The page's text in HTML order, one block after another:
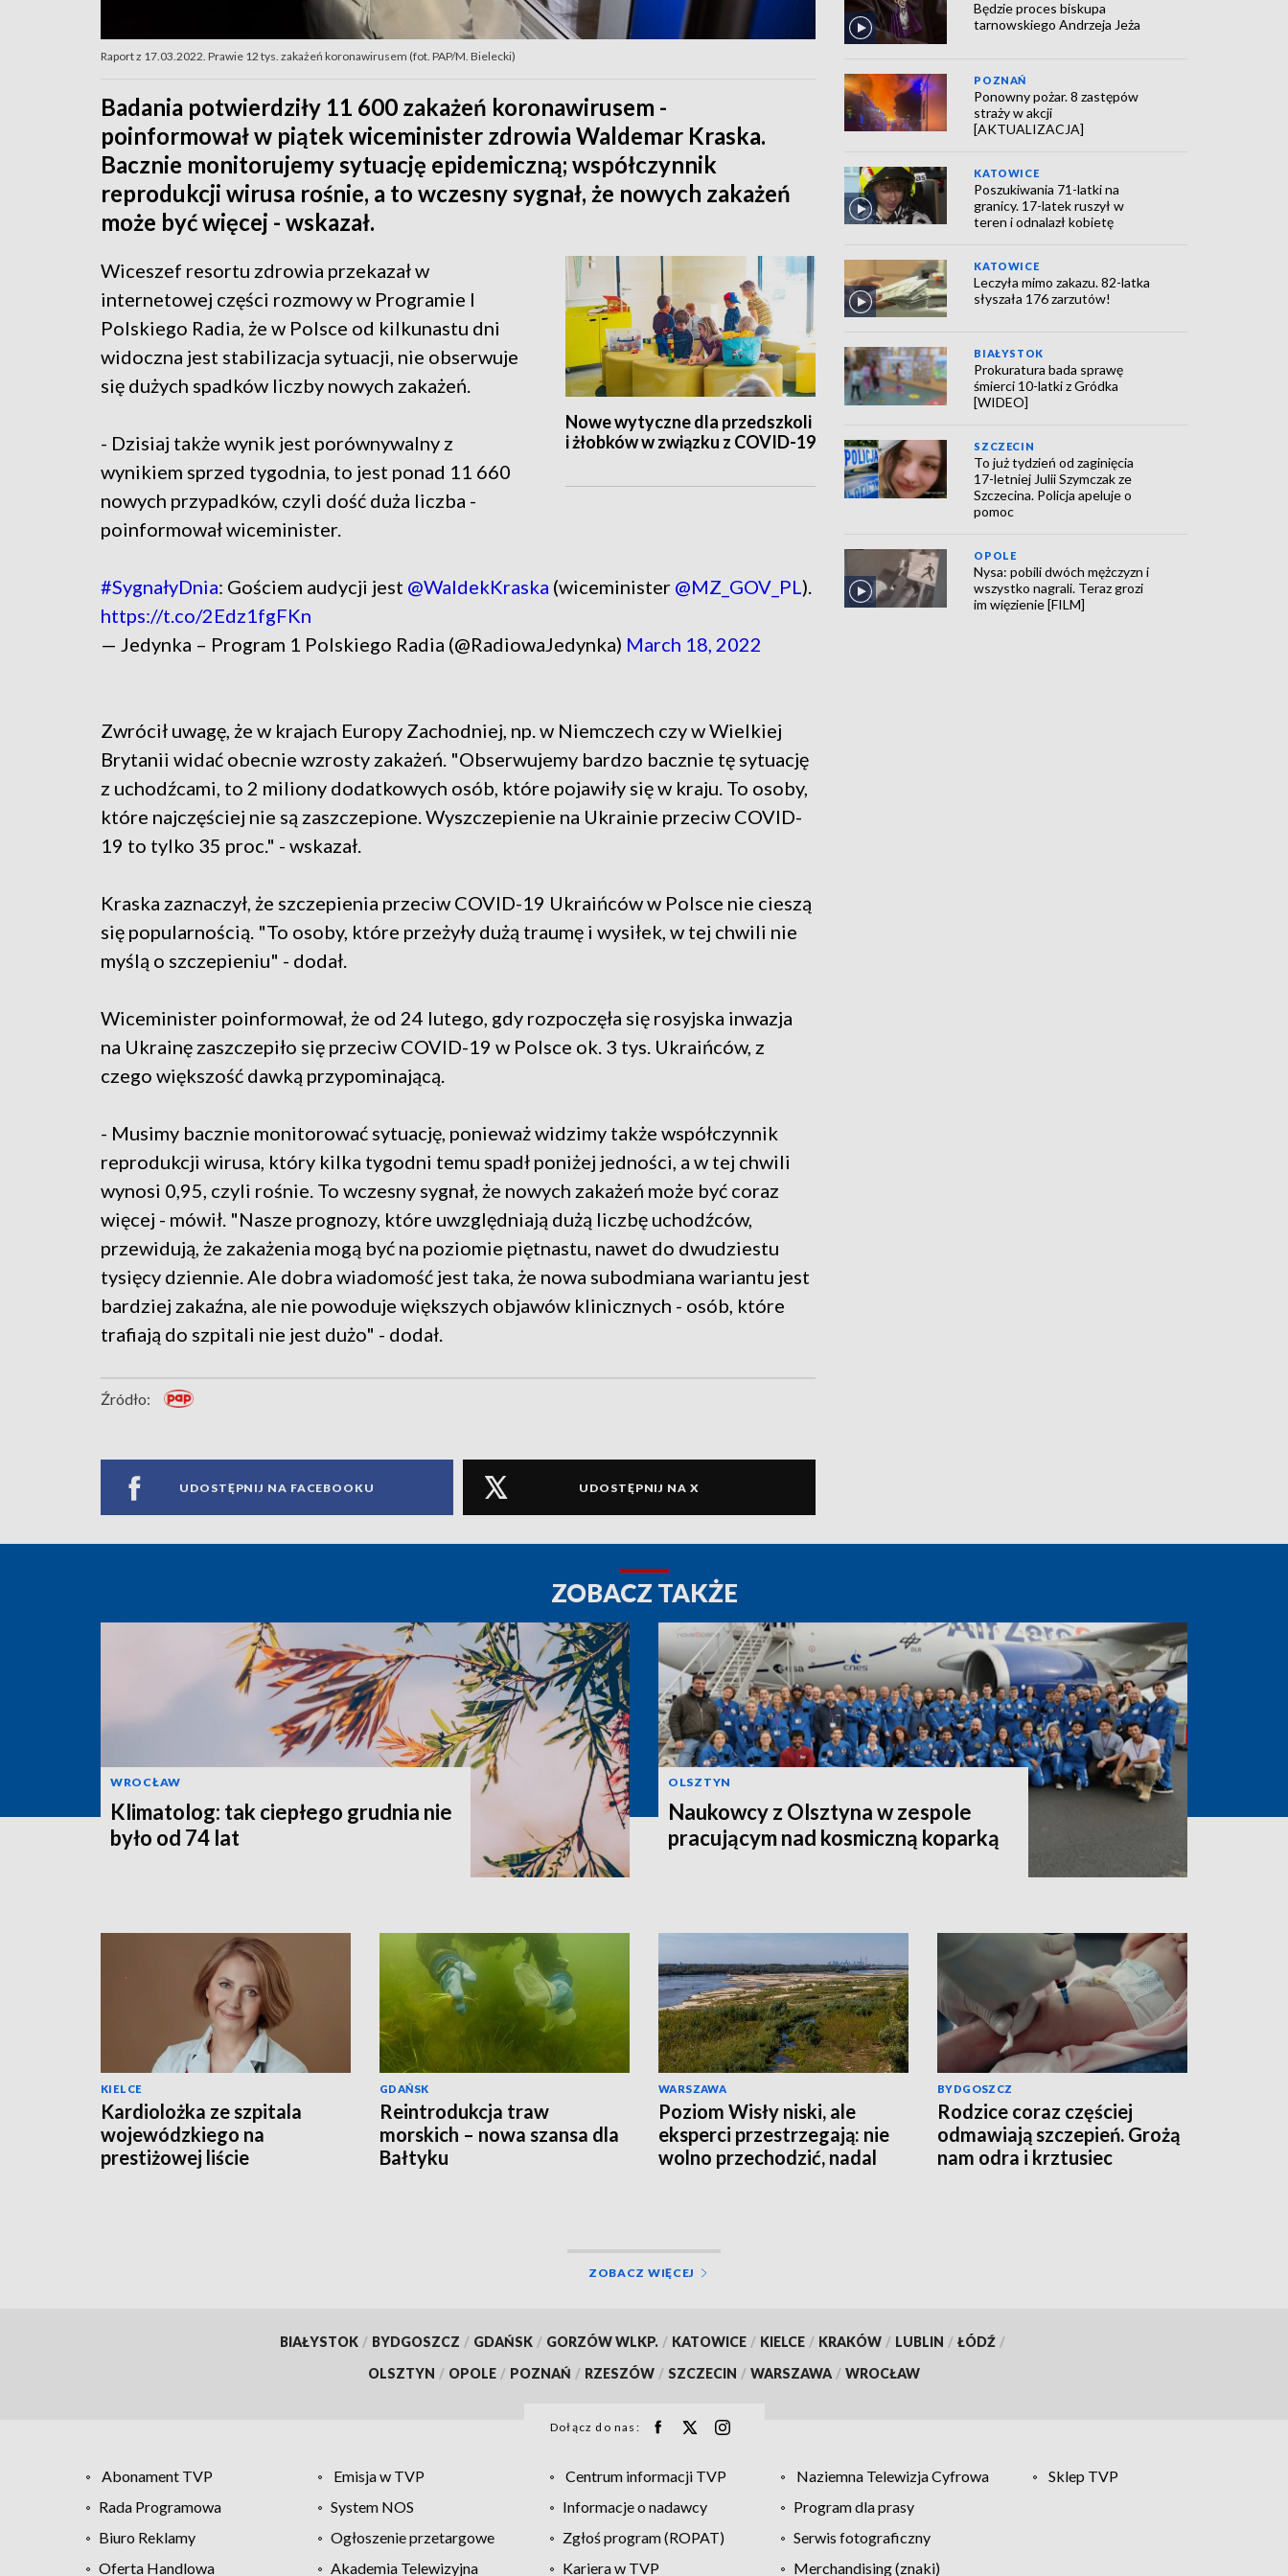
Raport z 17.03.2022. Prawie 12 tys. zakażeń koronawirusem (fot. PAP/M. Bielecki)
Badania potwierdziły 11 600 zakażeń koronawirusem -
poinformował w piątek wiceminister zdrowia Waldemar Kraska.
Bacznie monitorujemy sytuację epidemiczną; współczynnik
reprodukcji wirusa rośnie, a to wczesny sygnał, że nowych zakażeń
może być więcej - wskazał.
Nowe wytyczne dla przedszkoli
i żłobków w związku z COVID-19
Wiceszef resortu zdrowia przekazał w
internetowej części rozmowy w Programie I
Polskiego Radia, że w Polsce od kilkunastu dni
widoczna jest stabilizacja sytuacji, nie obserwuje
się dużych spadków liczby nowych zakażeń.
- Dzisiaj także wynik jest porównywalny z
wynikiem sprzed tygodnia, to jest ponad 11 660
nowych przypadków, czyli dość duża liczba -
poinformował wiceminister.
#SygnałyDnia: Gościem audycji jest @WaldekKraska (wiceminister @MZ_GOV_PL).
https://t.co/2Edz1fgFKn
— Jedynka – Program 1 Polskiego Radia (@RadiowaJedynka) March 18, 2022
Zwrócił uwagę, że w krajach Europy Zachodniej, np. w Niemczech czy w Wielkiej
Brytanii widać obecnie wzrosty zakażeń. "Obserwujemy bardzo bacznie tę sytuację
z uchodźcami, to 2 miliony dodatkowych osób, które pojawiły się w kraju. To osoby,
które najczęściej nie są zaszczepione. Wyszczepienie na Ukrainie przeciw COVID-
19 to tylko 35 proc." - wskazał.
Kraska zaznaczył, że szczepienia przeciw COVID-19 Ukraińców w Polsce nie cieszą
się popularnością. "To osoby, które przeżyły dużą traumę i wysiłek, w tej chwili nie
myślą o szczepieniu" - dodał.
Wiceminister poinformował, że od 24 lutego, gdy rozpoczęła się rosyjska inwazja
na Ukrainę zaszczepiło się przeciw COVID-19 w Polsce ok. 3 tys. Ukraińców, z
czego większość dawką przypominającą.
- Musimy bacznie monitorować sytuację, ponieważ widzimy także współczynnik
reprodukcji wirusa, który kilka tygodni temu spadł poniżej jedności, a w tej chwili
wynosi 0,95, czyli rośnie. To wczesny sygnał, że nowych zakażeń może być coraz
więcej - mówił. "Nasze prognozy, które uwzględniają dużą liczbę uchodźców,
przewidują, że zakażenia mogą być na poziomie piętnastu, nawet do dwudziestu
tysięcy dziennie. Ale dobra wiadomość jest taka, że nowa subodmiana wariantu jest
bardziej zakaźna, ale nie powoduje większych objawów klinicznych - osób, które
trafiają do szpitali nie jest dużo" - dodał.
Źródło:
UDOSTĘPNIJ NA FACEBOOKU UDOSTĘPNIJ NA X
Będzie proces biskupa
tarnowskiego Andrzeja Jeża
POZNAŃ
Ponowny pożar. 8 zastępów
straży w akcji
[AKTUALIZACJA]
KATOWICE
Poszukiwania 71-latki na
granicy. 17-latek ruszył w
teren i odnalazł kobietę
KATOWICE
Leczyła mimo zakazu. 82-latka
słyszała 176 zarzutów!
BIAŁYSTOK
Prokuratura bada sprawę
śmierci 10-latki z Gródka
[WIDEO]
SZCZECIN
To już tydzień od zaginięcia
17-letniej Julii Szymczak ze
Szczecina. Policja apeluje o
pomoc
OPOLE
Nysa: pobili dwóch mężczyzn i
wszystko nagrali. Teraz grozi
im więzienie [FILM]
ZOBACZ TAKŻE
WROCŁAW
Klimatolog: tak ciepłego grudnia nie
było od 74 lat
OLSZTYN
Naukowcy z Olsztyna w zespole
pracującym nad kosmiczną koparką
KIELCE
Kardiolożka ze szpitala
wojewódzkiego na
prestiżowej liście
GDAŃSK
Reintrodukcja traw
morskich – nowa szansa dla
Bałtyku
WARSZAWA
Poziom Wisły niski, ale
eksperci przestrzegają: nie
wolno przechodzić, nadal
BYDGOSZCZ
Rodzice coraz częściej
odmawiają szczepień. Grożą
nam odra i krztusiec
ZOBACZ WIĘCEJ
BIAŁYSTOK / BYDGOSZCZ / GDAŃSK / GORZÓW WLKP. / KATOWICE / KIELCE / KRAKÓW / LUBLIN / ŁÓDŹ /
OLSZTYN / OPOLE / POZNAŃ / RZESZÓW / SZCZECIN / WARSZAWA / WROCŁAW
Dołącz do nas:
Abonament TVP Emisja w TVP Centrum informacji TVP Naziemna Telewizja Cyfrowa
Sklep TVP
Rada Programowa
System NOS Informacje o nadawcy
Program dla prasy
Biuro Reklamy
Ogłoszenie przetargowe Zgłoś program (ROPAT)
Serwis fotograficzny
Oferta Handlowa
Akademia Telewizyjna Kariera w TVP Merchandising (znaki)